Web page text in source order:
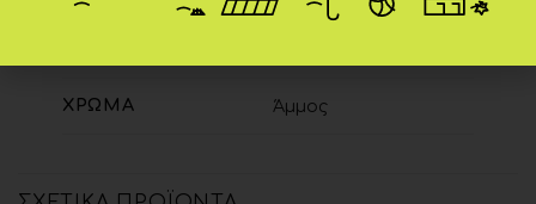
ΧΡΏΜΑ Άμμος